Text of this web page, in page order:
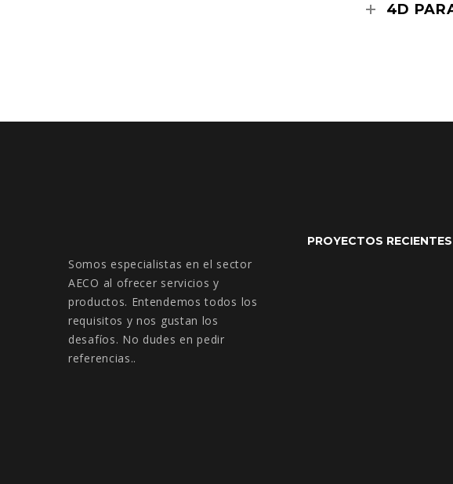
4D
Somos especialistas en el sector
AECO al ofrecer servicios y
productos. Entendemos todos los
requisitos y nos gustan los
desafíos. No dudes en pedir
referencias..
PROYECTOS RECIENTES